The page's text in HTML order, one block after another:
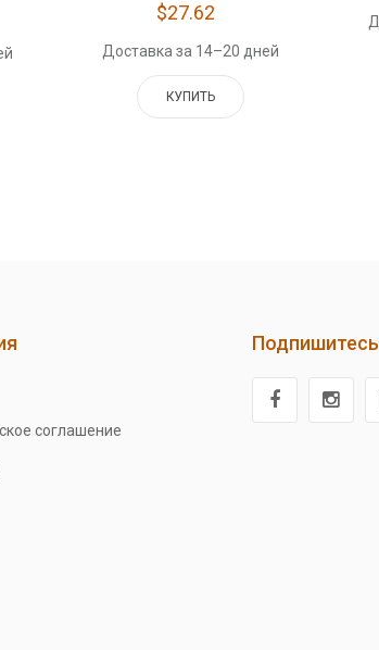
$27.62
Доставка за 14–20 дней
КУПИТЬ
соглашение